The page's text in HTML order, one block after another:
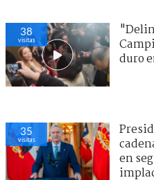
38
visitas
duro
35
visitas
en